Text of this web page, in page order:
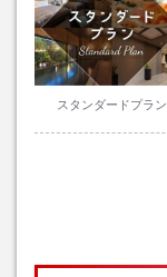
スタンダードプラン